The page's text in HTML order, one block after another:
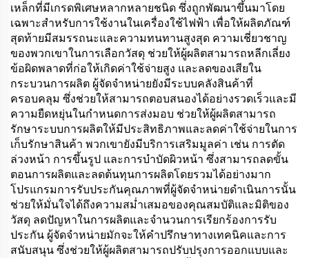
เหล็กที่มีเกรดพิเศษหลากหลายชนิด ซึ่งถูกพัฒนาขึ้นมาโดย
เฉพาะสำหรับการใช้งานในเครื่องใช้ไฟฟ้า เพื่อให้ผลิตภัณฑ์
สุดท้ายมีสมรรถนะและความทนทานสูงสุด ความเชี่ยวชาญ
ของพวกเขาในการเลือกวัสดุ ช่วยให้ผู้ผลิตสามารถหลีกเลี่ยง
ข้อผิดพลาดที่ก่อให้เกิดค่าใช้จ่ายสูง และลดของเสียใน
กระบวนการผลิต ผู้จัดจำหน่ายยังมีระบบคลังสินค้าที่
ครอบคลุม ซึ่งช่วยให้สามารถตอบสนองได้อย่างรวดเร็วและมี
ความยืดหยุ่นในกำหนดการส่งมอบ ช่วยให้ผู้ผลิตสามารถ
รักษาระบบการผลิตให้มีประสิทธิภาพและลดค่าใช้จ่ายในการ
เก็บรักษาสินค้า พวกเขายังมีบริการเสริมมูลค่า เช่น การตัด
ล่วงหน้า การขึ้นรูป และการบำบัดผิวหน้า ซึ่งสามารถลดขั้น
ตอนการผลิตและลดต้นทุนการผลิตโดยรวมได้อย่างมาก
โปรแกรมการรับประกันคุณภาพที่ผู้จัดจำหน่ายดำเนินการนั้น
ช่วยให้มั่นใจได้ถึงความสม่ำเสมอของคุณสมบัติและมิติของ
วัสดุ ลดปัญหาในการผลิตและจำนวนการเรียกร้องการรับ
ประกัน ผู้จัดจำหน่ายมักจะให้คำปรึกษาทางเทคนิคและการ
สนับสนุน ซึ่งช่วยให้ผู้ผลิตสามารถปรับปรุงการออกแบบและ